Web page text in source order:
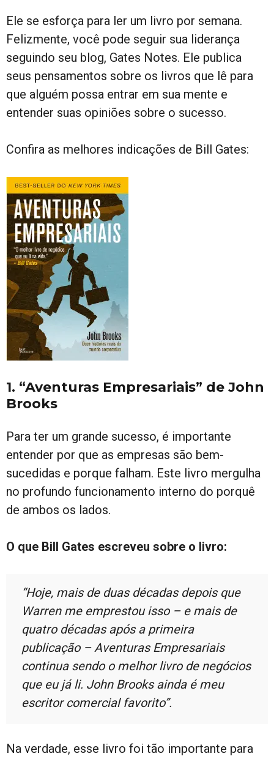
Ele se esforça para ler um livro por semana.
Felizmente, você pode seguir sua liderança
seguindo seu blog, Gates Notes. Ele publica
seus pensamentos sobre os livros que lê para
que alguém possa entrar em sua mente e
entender suas opiniões sobre o sucesso.
Confira as melhores indicações de Bill Gates:
1. “Aventuras Empresariais” de John
Brooks
Para ter um grande sucesso, é importante
entender por que as empresas são bem-
sucedidas e porque falham. Este livro mergulha
no profundo funcionamento interno do porquê
de ambos os lados.
O que Bill Gates escreveu sobre o livro:
“Hoje, mais de duas décadas depois que
Warren me emprestou isso – e mais de
quatro décadas após a primeira
publicação – Aventuras Empresariais
continua sendo o melhor livro de negócios
que eu já li. John Brooks ainda é meu
escritor comercial favorito”.
Na verdade, esse livro foi tão importante para